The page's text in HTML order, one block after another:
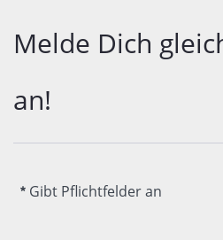
Melde Dich
an!
Gibt Pflichtfelder an